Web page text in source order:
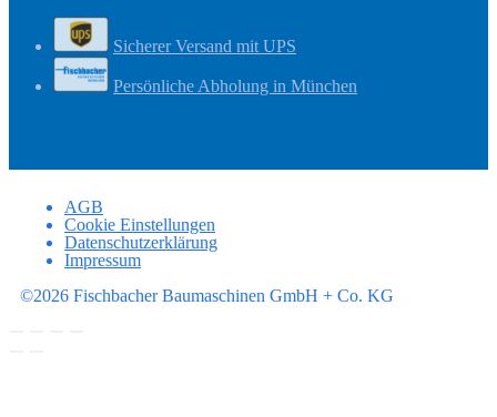
Sicherer Versand mit UPS
Persönliche Abholung in München
AGB
Cookie Einstellungen
Datenschutzerklärung
Impressum
©2026 Fischbacher Baumaschinen GmbH + Co. KG